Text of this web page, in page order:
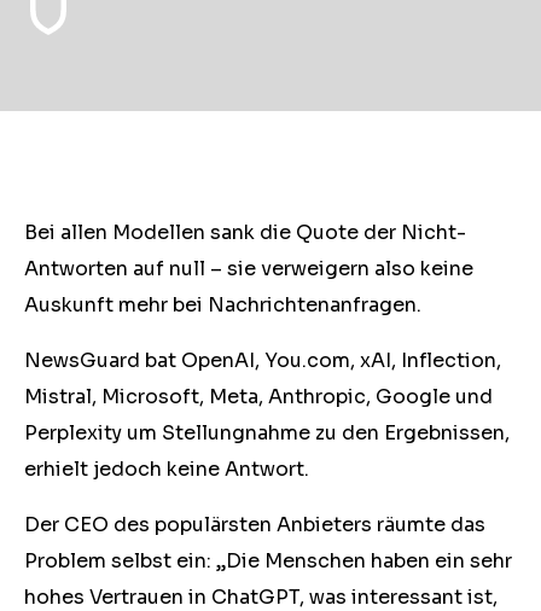
Bei allen Modellen sank die Quote der Nicht-
Antworten auf null – sie verweigern also keine
Auskunft mehr bei Nachrichtenanfragen.
NewsGuard bat OpenAI, You.com, xAI, Inflection,
Mistral, Microsoft, Meta, Anthropic, Google und
Perplexity um Stellungnahme zu den Ergebnissen,
erhielt jedoch keine Antwort.
Der CEO des populärsten Anbieters räumte das
Problem selbst ein: „Die Menschen haben ein sehr
hohes Vertrauen in ChatGPT, was interessant ist,